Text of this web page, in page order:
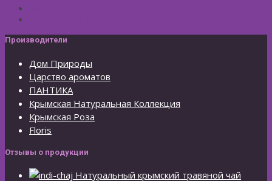
Производители
Дом Природы
Царство ароматов
ПАНТИКА
Крымская Натуральная Коллекция
Крымская Роза
Floris
Отзывы о продукции
Натуральный крымский травяной чай